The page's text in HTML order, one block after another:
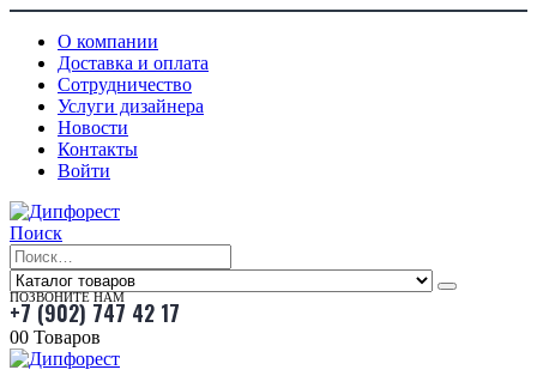
О компании
Доставка и оплата
Сотрудничество
Услуги дизайнера
Новости
Контакты
Войти
Поиск
ПОЗВОНИТЕ НАМ
+7 (902) 747 42 17
00 Товаров